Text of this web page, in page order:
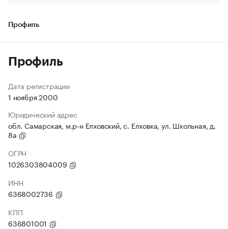
Профиль
Профиль
Дата регистрации
1 ноября 2000
Юридический адрес
обл. Самарская, м.р-н Елховский, с. Елховка, ул. Школьная, д.
8а
ОГРН
1026303804009
ИНН
6368002736
КПП
636801001